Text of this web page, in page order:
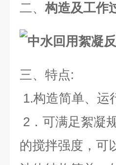
二、构造及工作
三、 特点:
1.构造简单、运
2．可满足絮凝
的搅拌强度，可